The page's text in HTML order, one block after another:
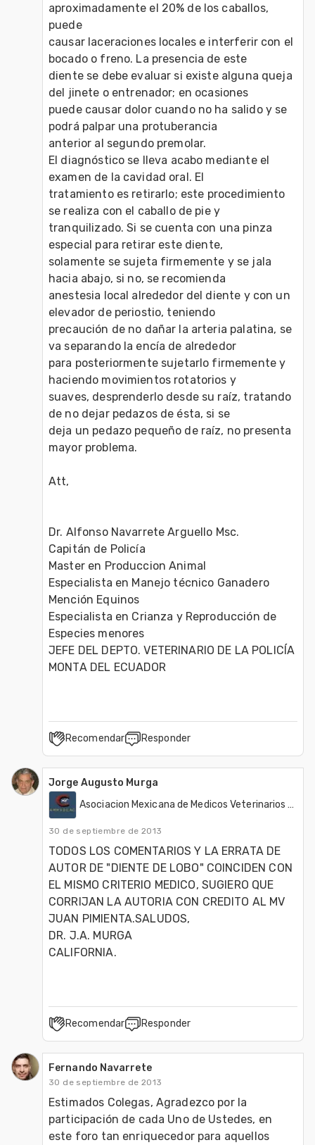
aproximadamente el 20% de los caballos,
puede
causar laceraciones locales e interferir con el
bocado o freno. La presencia de este
diente se debe evaluar si existe alguna queja
del jinete o entrenador; en ocasiones
puede causar dolor cuando no ha salido y se
podrá palpar una protuberancia
anterior al segundo premolar.
El diagnóstico se lleva acabo mediante el
examen de la cavidad oral. El
tratamiento es retirarlo; este procedimiento
se realiza con el caballo de pie y
tranquilizado. Si se cuenta con una pinza
especial para retirar este diente,
solamente se sujeta firmemente y se jala
hacia abajo, si no, se recomienda
anestesia local alrededor del diente y con un
elevador de periostio, teniendo
precaución de no dañar la arteria palatina, se
va separando la encía de alrededor
para posteriormente sujetarlo firmemente y
haciendo movimientos rotatorios y
suaves, desprenderlo desde su raíz, tratando
de no dejar pedazos de ésta, si se
deja un pedazo pequeño de raíz, no presenta
mayor problema.
Att,
Dr. Alfonso Navarrete Arguello Msc.
Capitán de Policía
Master en Produccion Animal
Especialista en Manejo técnico Ganadero
Mención Equinos
Especialista en Crianza y Reproducción de
Especies menores
JEFE DEL DEPTO. VETERINARIO DE LA POLICÍA
MONTA DEL ECUADOR
Recomendar Responder
Jorge Augusto Murga
Asociacion Mexicana de Medicos Veterinarios Dentistas de Equinos, A.C. (AMMVDE)
30 de septiembre de 2013
TODOS LOS COMENTARIOS Y LA ERRATA DE
AUTOR DE "DIENTE DE LOBO" COINCIDEN CON
EL MISMO CRITERIO MEDICO, SUGIERO QUE
CORRIJAN LA AUTORIA CON CREDITO AL MV
JUAN PIMIENTA.SALUDOS,
DR. J.A. MURGA
CALIFORNIA.
Recomendar Responder
Fernando Navarrete
30 de septiembre de 2013
Estimados Colegas, Agradezco por la
participación de cada Uno de Ustedes, en
este foro tan enriquecedor para aquellos